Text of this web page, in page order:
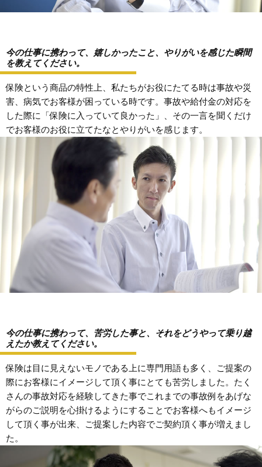
今の仕事に携わって、嬉しかったこと、やりがいを感じた瞬間
を教えてください。
保険という商品の特性上、私たちがお役にたてる時は事故や災
害、病気でお客様が困っている時です。事故や給付金の対応を
した際に「保険に入っていて良かった」、その一言を聞くだけ
でお客様のお役に立てたなとやりがいを感じます。
今の仕事に携わって、苦労した事と、それをどうやって乗り越
えたか教えてください。
保険は目に見えないモノである上に専門用語も多く、ご提案の
際にお客様にイメージして頂く事にとても苦労しました。たく
さんの事故対応を経験してきた事でこれまでの事故例をあげな
がらのご説明を心掛けるようにすることでお客様へもイメージ
して頂く事が出来、ご提案した内容でご契約頂く事が増えまし
た。